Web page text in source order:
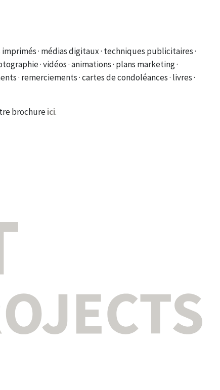
· médias digitaux · techniques publicitaires ·
· vidéos · animations · plans marketing ·
· remerciements · cartes de condoléances · livres ·
brochureici.